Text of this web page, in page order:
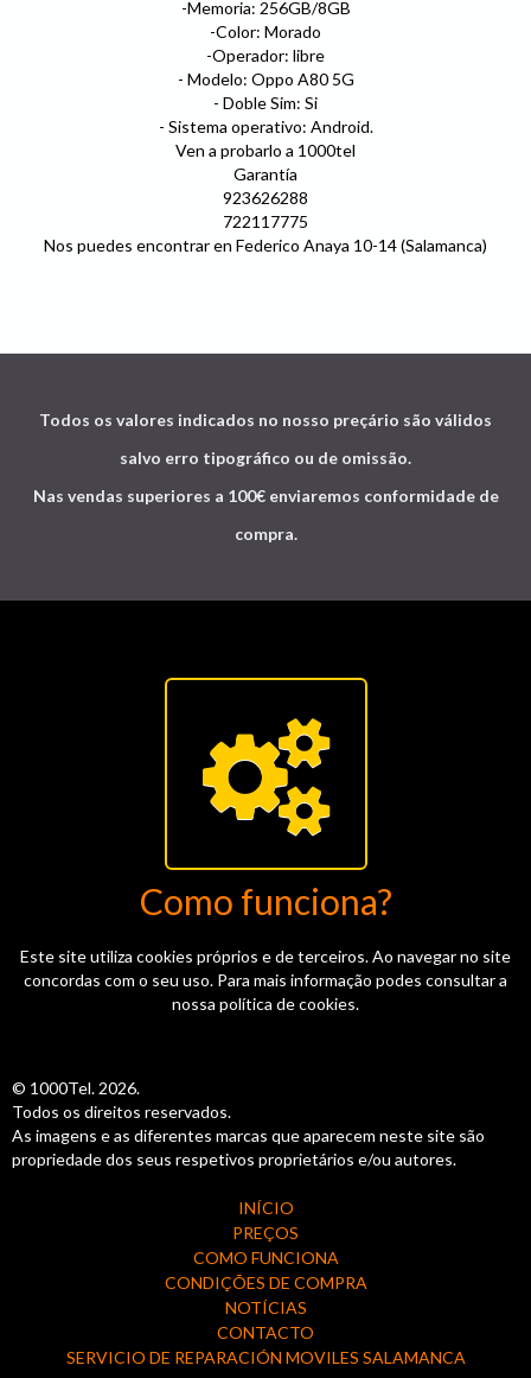
-Memoria: 256GB/8GB
-Color: Morado
-Operador: libre
- Modelo: Oppo A80 5G
- Doble Sim: Si
- Sistema operativo: Android.
Ven a probarlo a 1000tel
Garantía
923626288
722117775
Nos puedes encontrar en Federico Anaya 10-14 (Salamanca)
Todos os valores indicados no nosso preçário são válidos
salvo erro tipográfico ou de omissão.
Nas vendas superiores a 100€ enviaremos conformidade de
compra.
Como funciona?
Este site utiliza cookies próprios e de terceiros. Ao navegar no site
concordas com o seu uso. Para mais informação podes consultar a
nossa política de cookies.
© 1000Tel. 2026.
Todos os direitos reservados.
As imagens e as diferentes marcas que aparecem neste site são
propriedade dos seus respetivos proprietários e/ou autores.
INÍCIO
PREÇOS
COMO FUNCIONA
CONDIÇÕES DE COMPRA
NOTÍCIAS
CONTACTO
SERVICIO DE REPARACIÓN MOVILES SALAMANCA